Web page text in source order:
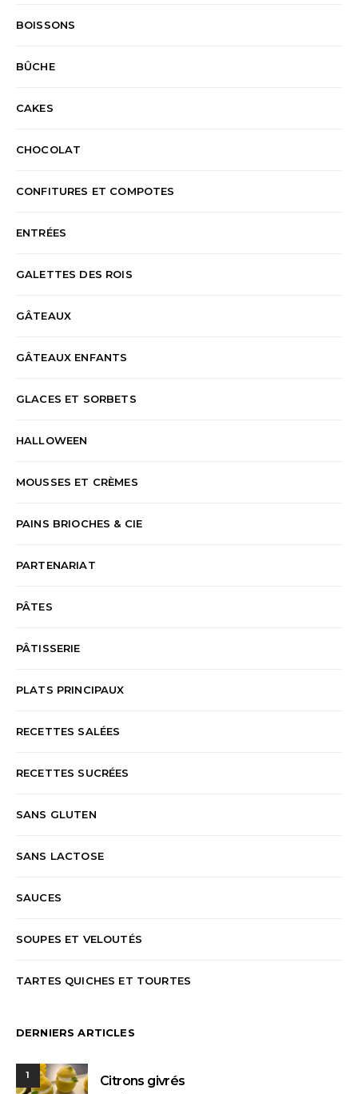
BOISSONS
BÛCHE
CAKES
CHOCOLAT
CONFITURES ET COMPOTES
ENTRÉES
GALETTES DES ROIS
GÂTEAUX
GÂTEAUX ENFANTS
GLACES ET SORBETS
HALLOWEEN
MOUSSES ET CRÈMES
PAINS BRIOCHES & CIE
PARTENARIAT
PÂTES
PÂTISSERIE
PLATS PRINCIPAUX
RECETTES SALÉES
RECETTES SUCRÉES
SANS GLUTEN
SANS LACTOSE
SAUCES
SOUPES ET VELOUTÉS
TARTES QUICHES ET TOURTES
DERNIERS ARTICLES
1 Citrons givrés